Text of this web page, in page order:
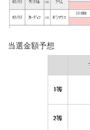
当選金額予想